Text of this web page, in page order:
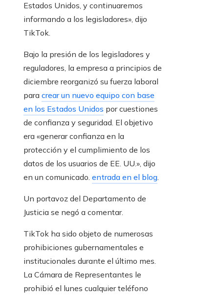
Estados Unidos, y continuaremos
informando a los legisladores», dijo
TikTok.
Bajo la presión de los legisladores y
reguladores, la empresa a principios de
diciembre reorganizó su fuerza laboral
para crear un nuevo equipo con base
en los Estados Unidos por cuestiones
de confianza y seguridad. El objetivo
era «generar confianza en la
protección y el cumplimiento de los
datos de los usuarios de EE. UU.», dijo
en un comunicado. entrada en el blog.
Un portavoz del Departamento de
Justicia se negó a comentar.
TikTok ha sido objeto de numerosas
prohibiciones gubernamentales e
institucionales durante el último mes.
La Cámara de Representantes le
prohibió el lunes cualquier teléfono